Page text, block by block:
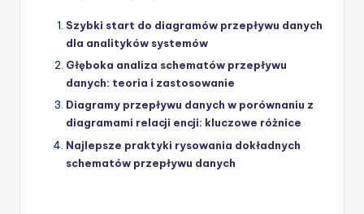
Szybki start do diagramów przepływu danych
dla analityków systemów
Głęboka analiza schematów przepływu
danych: teoria i zastosowanie
Diagramy przepływu danych w porównaniu z
diagramami relacji encji: kluczowe różnice
Najlepsze praktyki rysowania dokładnych
schematów przepływu danych